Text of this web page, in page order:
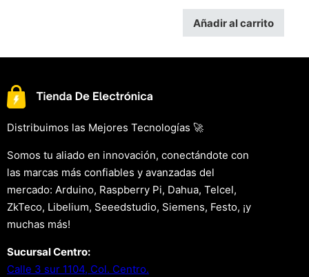
Añadir al carrito
Distribuimos las Mejores Tecnologías 🚀
Somos tu aliado en innovación, conectándote con
las marcas más confiables y avanzadas del
mercado: Arduino, Raspberry Pi, Dahua, Telcel,
ZkTeco, Libelium, Seeedstudio, Siemens, Festo, ¡y
muchas más!
Sucursal Centro:
Calle 3 sur 1104, Col. Centro.